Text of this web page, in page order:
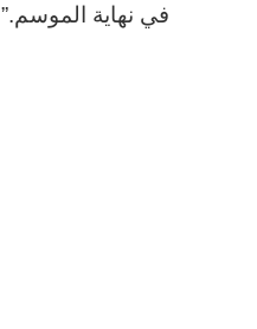
في نهاية الموسم.”